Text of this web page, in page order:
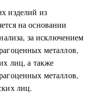
изделий из
на основании
за исключением
металлов,
лиц, а также
металлов,
лиц.